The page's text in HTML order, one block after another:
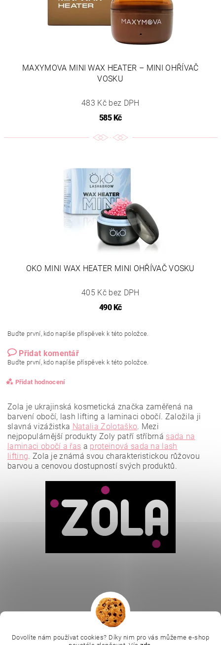
MAXYMOVA MINI WAX HEATER – MINI OHŘÍVAČ
VOSKU
483 Kč bez DPH
585 Kč
OKO MINI WAX HEATER MINI OHŘÍVAČ VOSKU
405 Kč bez DPH
490 Kč
Buďte první, kdo napíše příspěvek k této položce.
Přidat komentář
Buďte první, kdo napíše příspěvek k této položce.
Přidat hodnocení
Vložením hodnocení souhlasíte sezásadami ochrany
Zola je ukrajinská kosmetická značka zaměřená na
barvení obočí, lash lifting a laminaci obočí. Založila ji
slavná vizážistka Natalia Zolotaško. Mezi
nejpopulárnější produkty Zoly patří stříbrná sada na
laminaci obočí a řas a proteinová sada na lash
lifting. Zola je známá svou charakteristickou růžovou
barvou a cenovou dostupností svých produktů.
L.C.P. Paris |
Online kosmetické kurzy | Kozmetickyobchod.sk
Dovolíte nám používat cookies? Díky nim pro vás můžeme e-shop